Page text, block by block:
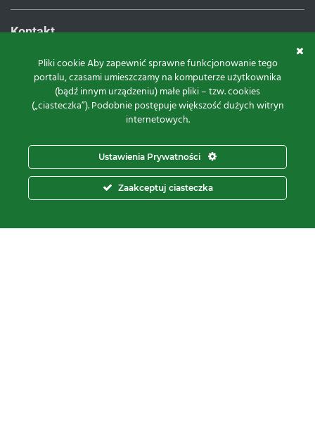
Kontakt
Proxima Spółka Jawna W.M. Fredrych, M. Fredrych
Polna 23A, 87-100 Toruń
9561939535
REGON:
871107806
pon – pt.
+48 566 602 000
e-mail:
sprzedaz@proxima.pl
Pliki cookie Aby zapewnić sprawne funkcjonowanie tego
portalu, czasami umieszczamy na komputerze użytkownika
(bądź innym urządzeniu) małe pliki – tzw. cookies
(„ciasteczka”). Podobnie postępuje większość dużych witryn
internetowych.
Zaakceptuj ciasteczka
Ustawienia Prywatności